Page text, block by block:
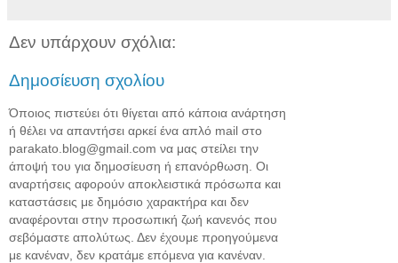
Δεν υπάρχουν σχόλια:
Δημοσίευση σχολίου
Όποιος πιστεύει ότι θίγεται από κάποια ανάρτηση
ή θέλει να απαντήσει αρκεί ένα απλό mail στο
parakato.blog@gmail.com να μας στείλει την
άποψή του για δημοσίευση ή επανόρθωση. Οι
αναρτήσεις αφορούν αποκλειστικά πρόσωπα και
καταστάσεις με δημόσιο χαρακτήρα και δεν
αναφέρονται στην προσωπική ζωή κανενός που
σεβόμαστε απολύτως. Δεν έχουμε προηγούμενα
με κανέναν, δεν κρατάμε επόμενα για κανέναν.